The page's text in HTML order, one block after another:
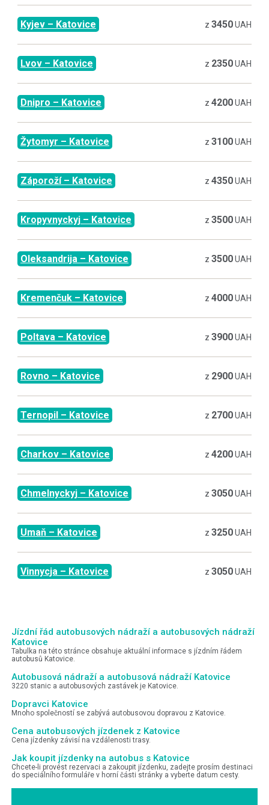
Kyjev – Katovice z 3450UAH
Lvov – Katovice z 2350UAH
Dnipro – Katovice z 4200UAH
Žytomyr – Katovice z 3100UAH
Záporoží– Katovice z 4350UAH
Kropyvnyckyj – Katovice z 3500UAH
Oleksandrija – Katovice z 3500UAH
Kremenčuk – Katovice z 4000UAH
Poltava – Katovice z 3900UAH
Rovno – Katovice z 2900UAH
Ternopil – Katovice z 2700UAH
Charkov – Katovice z 4200UAH
Chmelnyckyj – Katovice z 3050UAH
Umaň – Katovice z 3250UAH
Vinnycja – Katovice z 3050UAH
Jízdní řád autobusových nádraží a autobusových nádraží
Katovice
Tabulka na této stránce obsahuje aktuální informace s jízdním řádem
autobusů Katovice.
Autobusová nádraží a autobusová nádraží Katovice
3220 stanic a autobusových zastávek je Katovice.
Dopravci Katovice
Mnoho společností se zabývá autobusovou dopravou z Katovice.
Cena autobusových jízdenek z Katovice
Cena jízdenky závisí na vzdálenosti trasy.
Jak koupit jízdenky na autobus s Katovice
Chcete-li provést rezervaci a zakoupit jízdenku, zadejte prosím destinaci
do speciálního formuláře v horní části stránky a vyberte datum cesty.